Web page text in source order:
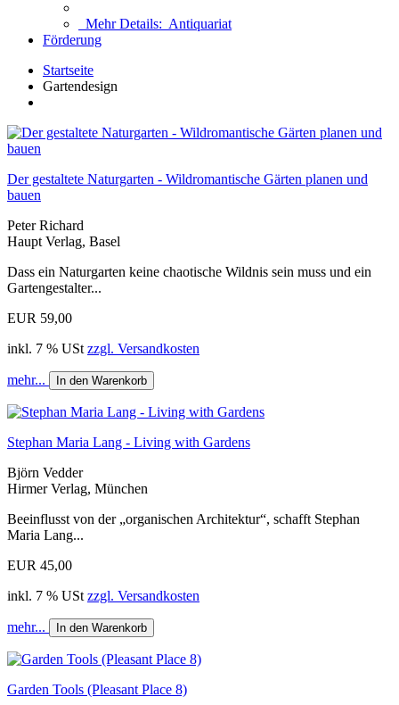
Mehr Details: Antiquariat
Förderung
Startseite
Gartendesign
Der gestaltete Naturgarten - Wildromantische Gärten planen und
bauen
Peter Richard
Haupt Verlag, Basel
Dass ein Naturgarten keine chaotische Wildnis sein muss und ein
Gartengestalter...
EUR 59,00
inkl. 7 % USt zzgl. Versandkosten
mehr... In den Warenkorb
Stephan Maria Lang - Living with Gardens
Björn Vedder
Hirmer Verlag, München
Beeinflusst von der „organischen Architektur“, schafft Stephan
Maria Lang...
EUR 45,00
inkl. 7 % USt zzgl. Versandkosten
mehr... In den Warenkorb
Garden Tools (Pleasant Place 8)